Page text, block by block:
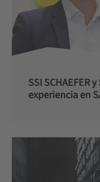
SSI SCHAEFER
experiencia en